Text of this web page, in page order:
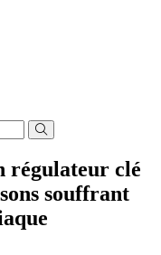
régulateur clé
souffrant